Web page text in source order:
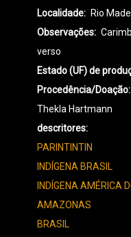
Localidade
Rio
Observações
verso
Estado (UF) de
Procedência/Doação
Thekla Hartmann
descritores
PARINTINTIN
INDÍGENA BRASIL
INDÍGENA AMÉRICA
AMAZONAS
BRASIL